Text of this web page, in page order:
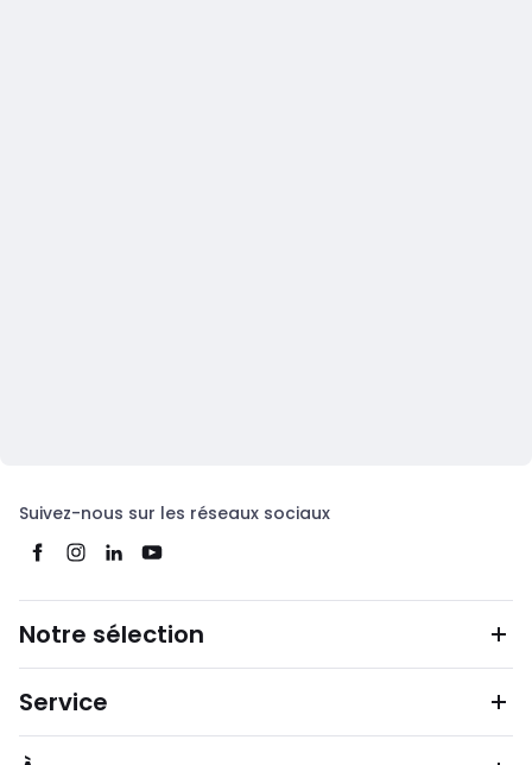
Suivez-nous sur les réseaux sociaux
Notre sélection
Service